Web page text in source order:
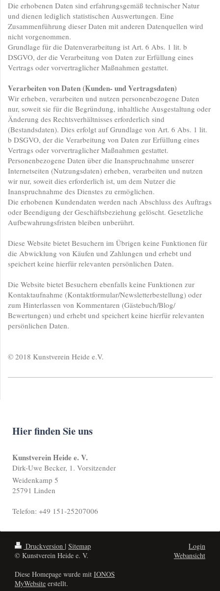
Die erhobenen Daten sind erfahrungsgemäß technischer Natur
und dienen lediglich statistischen Auswertungen. Eine
Zusammenführung dieser Daten mit anderen Datenquellen wird
nicht vorgenommen.
Grundlage für die Datenverarbeitung ist Art. 6 Abs. 1 lit. b
DSGVO, der die Verarbeitung von Daten zur Erfüllung eines
Vertrags oder vorvertraglicher Maßnahmen gestattet.
Verarbeiten von Daten (Kunden- und Vertragsdaten)
Wir erheben, verarbeiten und nutzen personenbezogene Daten
nur, soweit sie für die Begründung, inhaltliche Ausgestaltung oder
Änderung des Rechtsverhältnisses erforderlich sind
(Bestandsdaten). Dies erfolgt auf Grundlage von Art. 6 Abs. 1 lit.
b DSGVO, der die Verarbeitung von Daten zur Erfüllung eines
Vertrags oder vorvertraglicher Maßnahmen gestattet.
Personenbezogene Daten über die Inanspruchnahme unserer
Internetseiten (Nutzungsdaten) erheben, verarbeiten und nutzen
wir nur, soweit dies erforderlich ist, um dem Nutzer die
Inanspruchnahme des Dienstes zu ermöglichen.
Die erhobenen Kundendaten werden nach Abschluss des Auftrags
oder Beendigung der Geschäftsbeziehung gelöscht. Gesetzliche
Aufbewahrungsfristen bleiben unberührt.
Diese Website bietet Besuchern im Übrigen keine Funktionen für
die Abwicklung von Käufen und Zahlungen und erhebt und
speichert keine hierfür relevanten persönlichen Daten.
Die Website bietet Besuchern ebenfalls keine Funktionen zur
Kontaktaufnahme (Kontaktformular/Newsletterbestellung) oder
zum Hinterlassen von Kommentaren (Gästebuch/Blog/
Bewertungen) und erhebt und speichert keine hierfür relevanten
persönlichen Daten.
© 2018 Kunstverein Heide e.V.
Hier finden Sie uns
Kunstverein Heide e. V.
Dirk-Uwe Becker, 1. Vorsitzender
Weidenkamp 5
25791 Linden
Telefon: +49 151-25207006
Druckversion | Sitemap
© Kunstverein Heide e. V.
Diese Homepage wurde mit IONOS
MyWebsite erstellt.
Login
Webansicht